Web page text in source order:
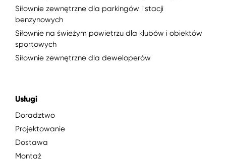
Siłownie zewnętrzne dla parkingów i stacji
benzynowych
Siłownie na świeżym powietrzu dla klubów i obiektów
sportowych
Siłownie zewnętrzne dla deweloperów
Usługi
Doradztwo
Projektowanie
Dostawa
Montaż